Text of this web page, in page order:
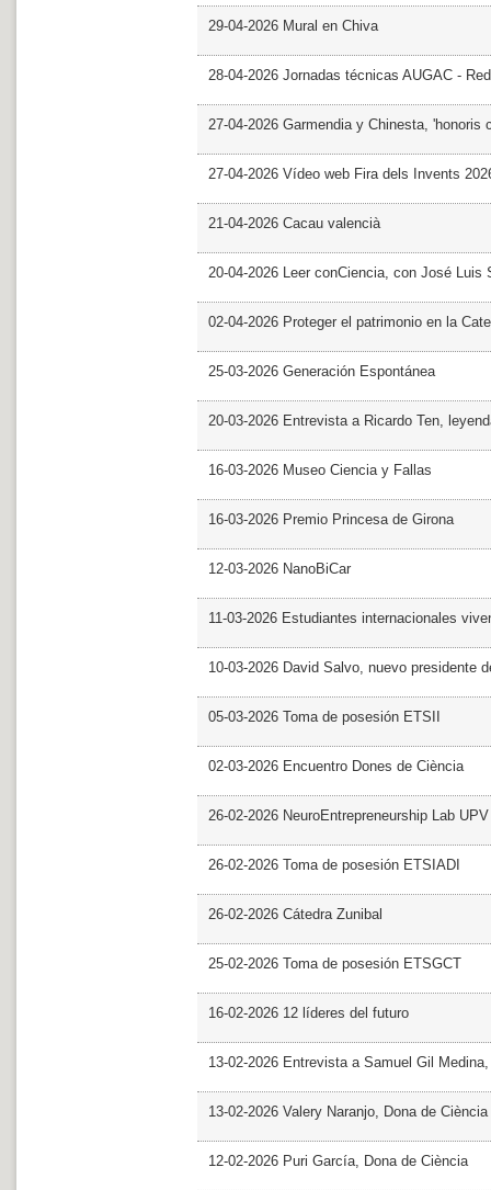
29-04-2026 Mural en Chiva
28-04-2026 Jornadas técnicas AUGAC -
27-04-2026 Garmendia y Chinesta, 'honoris
27-04-2026 Vídeo web Fira dels Invents
21-04-2026 Cacau valencià
20-04-2026 Leer conCiencia, con José Luis
02-04-2026 Proteger el patrimonio en la
25-03-2026 Generación Espontánea
20-03-2026 Entrevista a Ricardo Ten,
16-03-2026 Museo Ciencia y Fallas
16-03-2026 Premio Princesa de Girona
12-03-2026 NanoBiCar
11-03-2026 Estudiantes internacionales
10-03-2026 David Salvo, nuevo presidente
05-03-2026 Toma de posesión ETSII
02-03-2026 Encuentro Dones de Ciència
26-02-2026 NeuroEntrepreneurship Lab UPV
26-02-2026 Toma de posesión ETSIADI
26-02-2026 Cátedra Zunibal
25-02-2026 Toma de posesión ETSGCT
16-02-2026 12 líderes del futuro
13-02-2026 Entrevista a Samuel Gil
13-02-2026 Valery Naranjo, Dona de Ciència
12-02-2026 Puri García, Dona de Ciència